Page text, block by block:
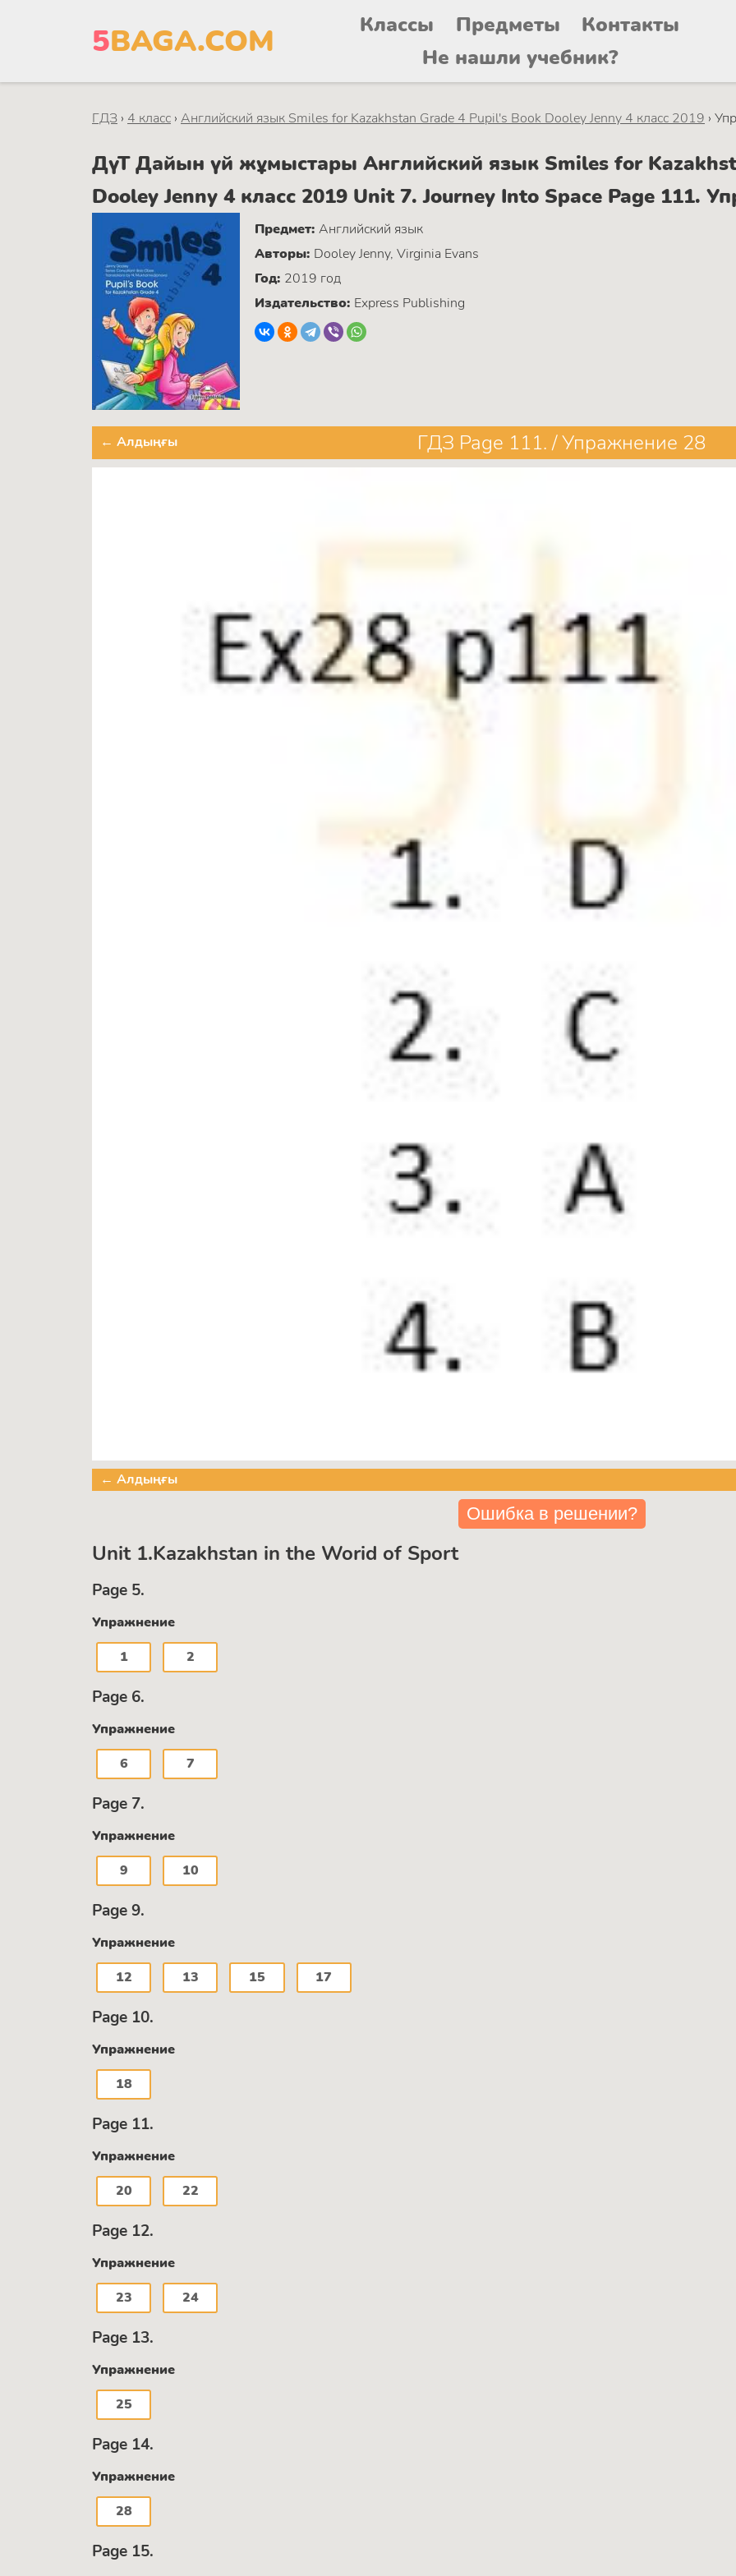
5BAGA.COM Классы Предметы
Контакты
Не нашли учебник?
ГДЗ › 4 класс › Английский язык Smiles for Kazakhstan Grade 4 Pupil's Book Dooley Jenny 4 класс 2019 ›
ДүТ Дайын үй жұмыстары Английский язык Smiles for
Dooley Jenny 4 класс 2019 Unit 7. Journey Into Space Page 111.
Предмет: Английский язык
Авторы: Dooley Jenny, Virginia Evans
Год: 2019 год
Издательство: Express Publishing
← Алдыңғы ГДЗ Page 111. / Упражнение 28
← Алдыңғы
Ошибка в решении?
Unit 1.Kazakhstan in the Worid of Sport
Page 5.
Упражнение
1
2
Page 6.
Упражнение
6
7
Page 7.
Упражнение
9
10
Page 9.
Упражнение
12
13 15 17
Page 10.
Упражнение
18
Page 11.
Упражнение
20
22
Page 12.
Упражнение
23
24
Page 13.
Упражнение
25
Page 14.
Упражнение
28
Page 15.